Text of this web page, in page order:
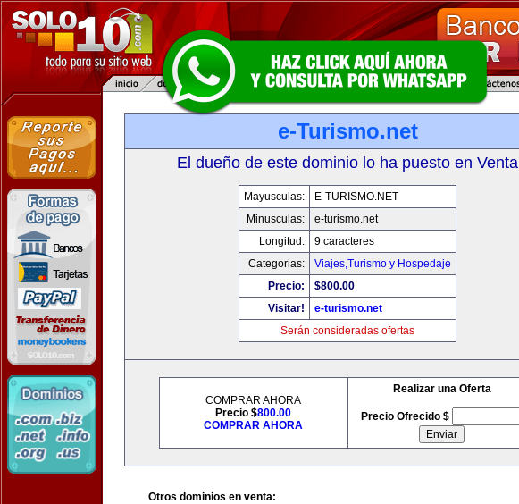
e-Turismo.net
El dueño de este dominio lo ha puesto en Venta
Mayusculas:
E-TURISMO.NET
Minusculas:
e-turismo.net
Longitud:
9 caracteres
Categorias:
Viajes,Turismo y Hospedaje
Precio:
$800.00
Visitar!
e-turismo.net
Serán consideradas ofertas
COMPRAR AHORA
Precio $800.00
COMPRAR AHORA
Realizar una Oferta
Precio Ofrecido $
Otros dominios en venta: